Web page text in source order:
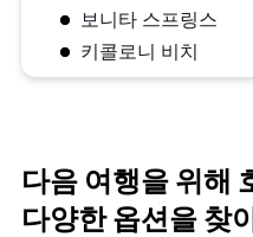
보니타 스프링스
키콜로니 비치
다음 여행을 위해
다양한 옵션을 찾